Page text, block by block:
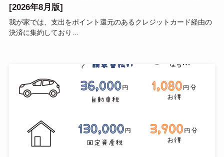
[2026年8月版]
我が家では、支出をポイント還元のあるクレジットカード経由の
決済に集約しており…